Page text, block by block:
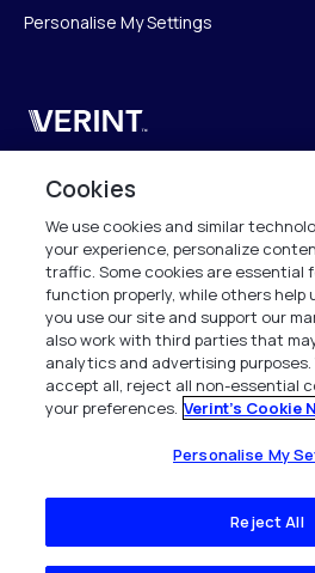
Personalise My Settings
Verint
Verint Systems SAS
19 Bd Malesherbes
75008 Paris
France
info.fr@verint.com
+33 6 40 50 87 28
Tous les droits sont réservés. 2026
Cookies
We use cookies and similar
your experience, personalize
traffic. Some cookies are essential
function properly, while others help
you use our site and support our
also work with third parties that
analytics and advertising
accept all, reject all non-essential
your preferences. Verint's Cookie
Personalise My
Reject All